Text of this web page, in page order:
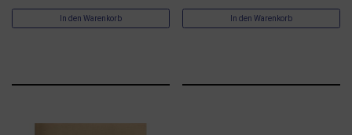
In den Warenkorb In den Warenkorb